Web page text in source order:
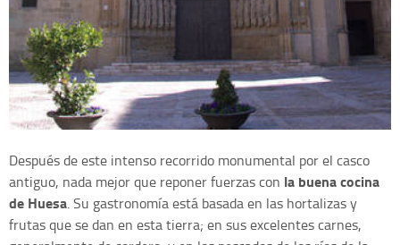
Después de este intenso recorrido monumental por el casco
antiguo, nada mejor que reponer fuerzas con la buena cocina
de Huesa. Su gastronomía está basada en las hortalizas y
frutas que se dan en esta tierra; en sus excelentes carnes,